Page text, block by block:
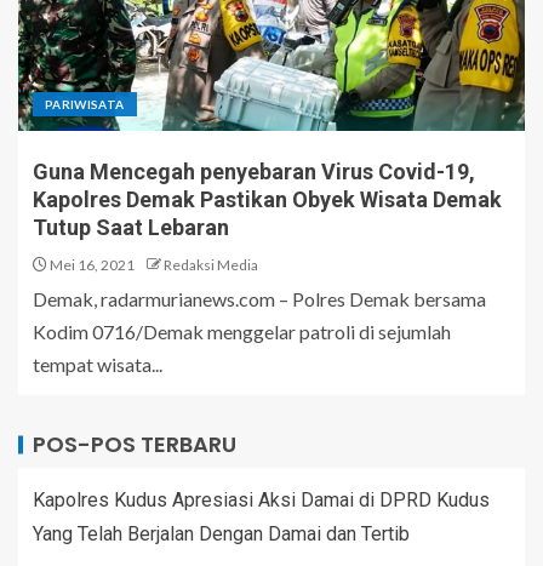
PARIWISATA
Guna Mencegah penyebaran Virus Covid-19,
Kapolres Demak Pastikan Obyek Wisata Demak
Tutup Saat Lebaran
Mei 16, 2021 Redaksi Media
Demak, radarmurianews.com – Polres Demak bersama
Kodim 0716/Demak menggelar patroli di sejumlah
tempat wisata...
POS-POS TERBARU
Kapolres Kudus Apresiasi Aksi Damai di DPRD Kudus
Yang Telah Berjalan Dengan Damai dan Tertib